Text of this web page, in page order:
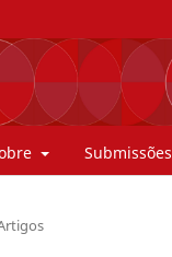
Submissões